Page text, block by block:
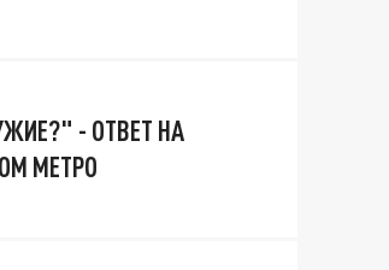
- ОТВЕТ НА
МЕТРО